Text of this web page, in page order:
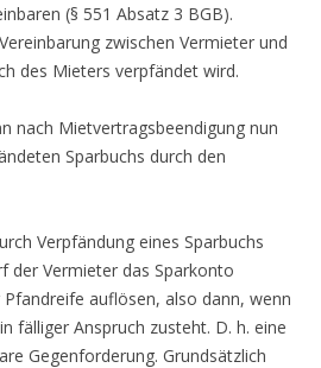
(§ 551 Absatz 3 BGB).
zwischen Vermieter und
des Mieters verpfändet wird.
nach Mietvertragsbeendigung nun
Sparbuchs durch den
Verpfändung eines Sparbuchs
der Vermieter das Sparkonto
auflösen, also dann, wenn
fälliger Anspruch zusteht. D. h. eine
Gegenforderung. Grundsätzlich